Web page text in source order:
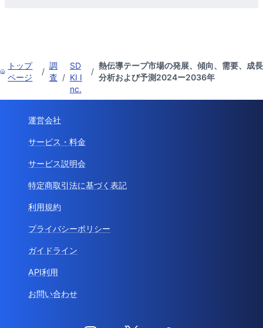
トップ
ページ
/
調
査 /
SD
KI I
nc.
/
熱伝導テープ市場の発展、傾向、需要、成長
分析および予測2024ー2036年
運営会社
サービス・料金
サービス説明会
特定商取引法に基づく表記
利用規約
プライバシーポリシー
ガイドライン
API利用
お問い合わせ